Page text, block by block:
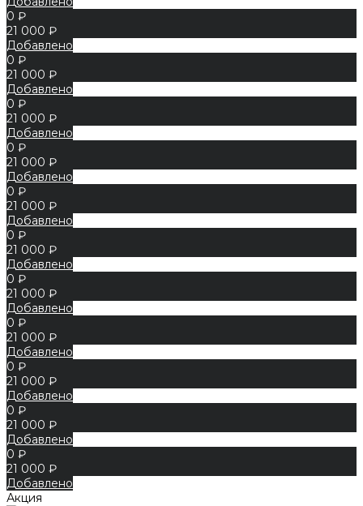
0 ₽
21 000 ₽
Добавлено
0 ₽
21 000 ₽
Добавлено
0 ₽
21 000 ₽
Добавлено
0 ₽
21 000 ₽
Добавлено
0 ₽
21 000 ₽
Добавлено
0 ₽
21 000 ₽
Добавлено
0 ₽
21 000 ₽
Добавлено
0 ₽
21 000 ₽
Добавлено
0 ₽
21 000 ₽
Добавлено
0 ₽
21 000 ₽
Добавлено
0 ₽
21 000 ₽
Добавлено
Акция